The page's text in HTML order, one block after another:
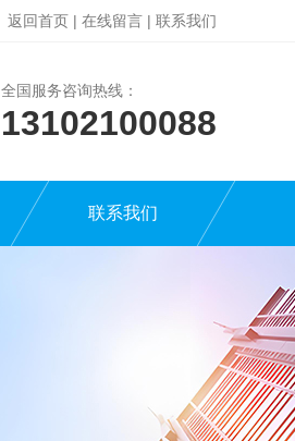
返回首页 | 在线留言 | 联系我们
全国服务咨询热线：
13102100088
联系我们